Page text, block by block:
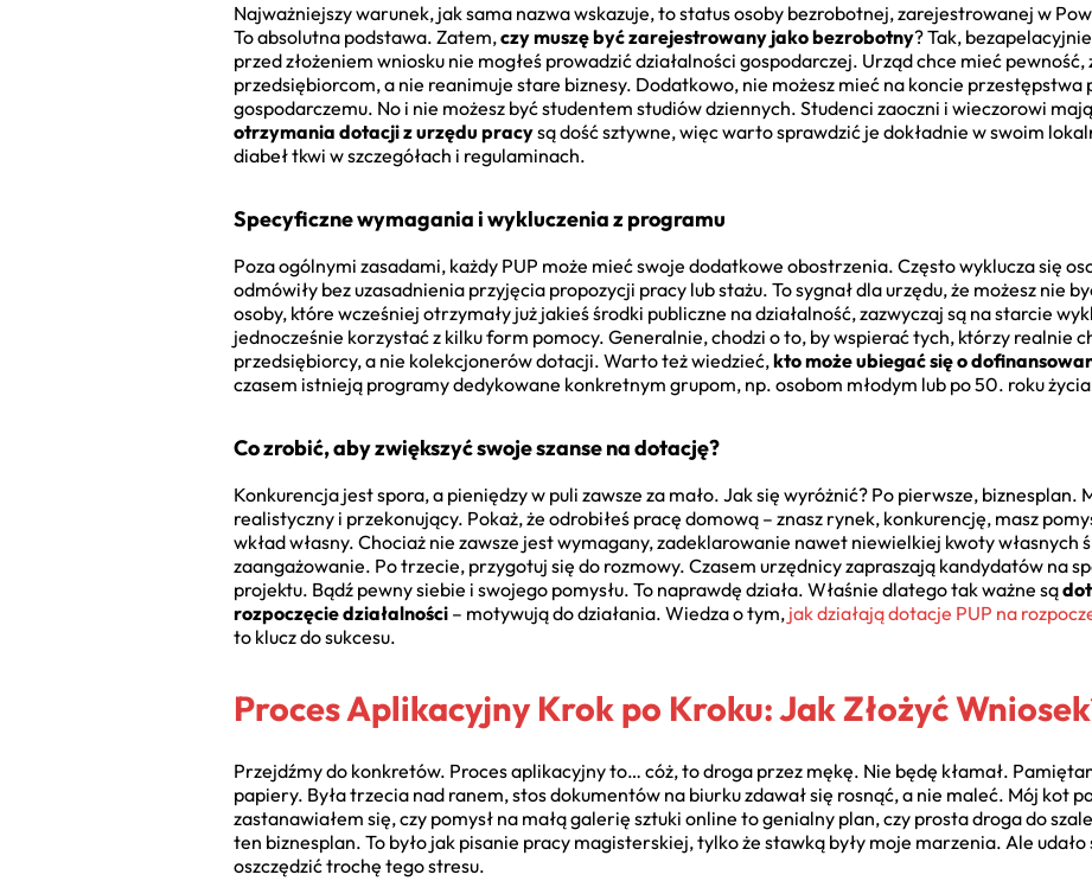
Najważniejszy warunek, jak sama nazwa wskazuje, to status osoby bezrobotnej, zarejestrowanej w
To absolutna podstawa. Zatem,czy muszę być zarejestrowany jako bezrobotny? Tak,
przed złożeniem wniosku nie mogłeś prowadzić działalności gospodarczej. Urząd chce mieć
przedsiębiorcom, a nie reanimuje stare biznesy. Dodatkowo, nie możesz mieć na koncie
gospodarczemu. No i nie możesz być studentem studiów dziennych. Studenci zaoczni i wieczorowi
otrzymania dotacji z urzędu pracysą dość sztywne, więc warto sprawdzić je dokładnie w swoim
diabeł tkwi w szczegółach i regulaminach.
Specyficzne wymagania i wykluczenia z programu
Poza ogólnymi zasadami, każdy PUP może mieć swoje dodatkowe obostrzenia. Często wyklucza się
odmówiły bez uzasadnienia przyjęcia propozycji pracy lub stażu. To sygnał dla urzędu, że możesz nie
osoby, które wcześniej otrzymały już jakieś środki publiczne na działalność, zazwyczaj są na starcie
jednocześnie korzystać z kilku form pomocy. Generalnie, chodzi o to, by wspierać tych, którzy realnie
przedsiębiorcy, a nie kolekcjonerów dotacji. Warto też wiedzieć,kto może ubiegać się o
czasem istnieją programy dedykowane konkretnym grupom, np. osobom młodym lub po 50. roku
Co zrobić, aby zwiększyć swoje szanse na dotację?
Konkurencja jest spora, a pieniędzy w puli zawsze za mało. Jak się wyróżnić? Po pierwsze, biznesplan.
realistyczny i przekonujący. Pokaż, że odrobiłeś pracę domową – znasz rynek, konkurencję, masz
wkład własny. Chociaż nie zawsze jest wymagany, zadeklarowanie nawet niewielkiej kwoty własnych
zaangażowanie. Po trzecie, przygotuj się do rozmowy. Czasem urzędnicy zapraszają kandydatów na
projektu. Bądź pewny siebie i swojego pomysłu. To naprawdę działa. Właśnie dlatego tak ważne są
rozpoczęcie działalności – motywują do działania. Wiedza o tym, jak działają dotacje PUP na
to klucz do sukcesu.
Proces Aplikacyjny Krok po Kroku: Jak Złożyć
Przejdźmy do konkretów. Proces aplikacyjny to… cóż, to droga przez mękę. Nie będę kłamał.
papiery. Była trzecia nad ranem, stos dokumentów na biurku zdawał się rosnąć, a nie maleć. Mój kot
zastanawiałem się, czy pomysł na małą galerię sztuki online to genialny plan, czy prosta droga do
ten biznesplan. To było jak pisanie pracy magisterskiej, tylko że stawką były moje marzenia. Ale udało
oszczędzić trochę tego stresu.